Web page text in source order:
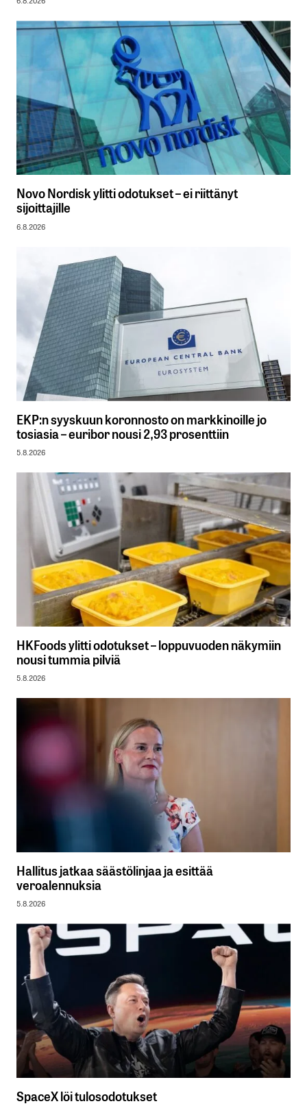
Novo Nordisk ylitti odotukset – ei riittänyt
sijoittajille
6.8.2026
EKP:n syyskuun koronnosto on markkinoille jo
tosiasia – euribor nousi 2,93 prosenttiin
5.8.2026
HKFoods ylitti odotukset – loppuvuoden näkymiin
nousi tummia pilviä
5.8.2026
Hallitus jatkaa säästölinjaa ja esittää
veroalennuksia
5.8.2026
SpaceX löi tulosodotukset